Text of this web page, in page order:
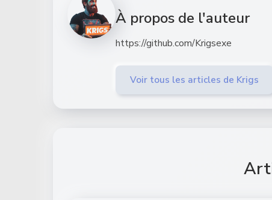
À propos de l'auteur
https://github.com/Krigsexe
Voir tous les articles de Krigs